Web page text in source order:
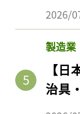
2026/
製造業
【
治具